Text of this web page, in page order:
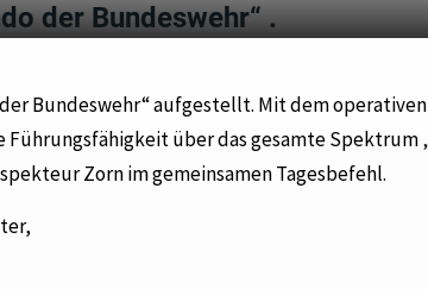
der Bundeswehr“ .
Bundeswehr“ aufgestellt. Mit dem
über das gesamte Spektrum
Zorn im gemeinsamen Tagesbefehl.